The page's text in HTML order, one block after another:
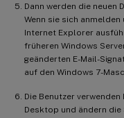
Dann werden die neuen
Wenn sie sich
Internet Explorer
früheren Windows
geänderten E-Mail-
auf den Windows 7-
Die Benutzer
Desktop und ändern